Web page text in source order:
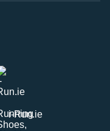
i-Run.ie